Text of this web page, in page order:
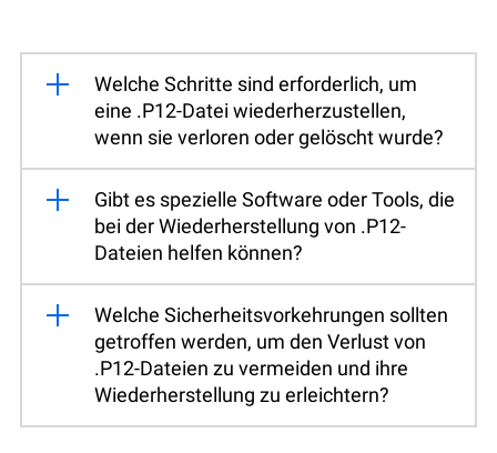
Welche Schritte sind erforderlich, um
eine .P12-Datei wiederherzustellen,
wenn sie verloren oder gelöscht wurde?
Gibt es spezielle Software oder Tools, die
bei der Wiederherstellung von .P12-
Dateien helfen können?
Welche Sicherheitsvorkehrungen sollten
getroffen werden, um den Verlust von
.P12-Dateien zu vermeiden und ihre
Wiederherstellung zu erleichtern?